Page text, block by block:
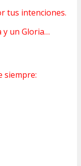
tus intenciones.
y un Gloria…
siempre: